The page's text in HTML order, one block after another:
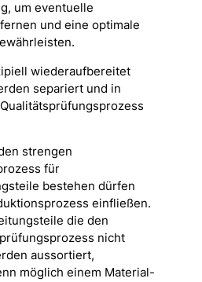
um eventuelle
und eine optimale
wiederaufbereitet
separiert und in
strengen
für
bestehen dürfen
einfließen.
die den
nicht
aussortiert,
möglich einem Material-